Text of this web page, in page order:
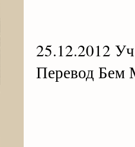
25.12.2012
Перевод Бем